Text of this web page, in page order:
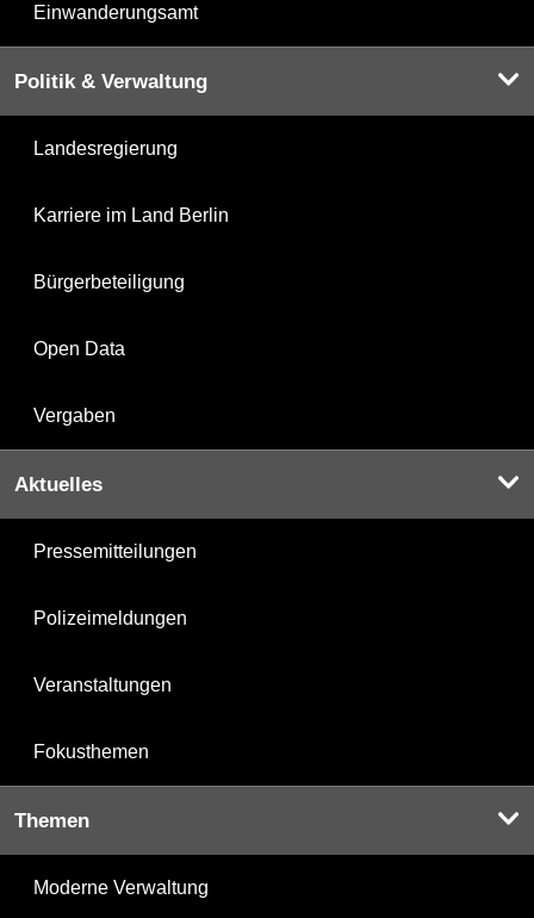
Einwanderungsamt
Politik & Verwaltung
Landesregierung
Karriere im Land Berlin
Bürgerbeteiligung
Open Data
Vergaben
Aktuelles
Pressemitteilungen
Polizeimeldungen
Veranstaltungen
Fokusthemen
Themen
Moderne Verwaltung